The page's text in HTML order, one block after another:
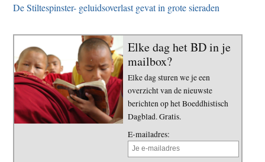
De Stiltespinster- geluidsoverlast gevat in grote sieraden
Elke dag het BD in je
mailbox?
Elke dag sturen we je een
overzicht van de nieuwste
berichten op het Boeddhistisch
Dagblad. Gratis.
E-mailadres: